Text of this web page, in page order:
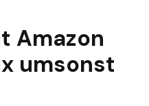
Amazon
umsonst